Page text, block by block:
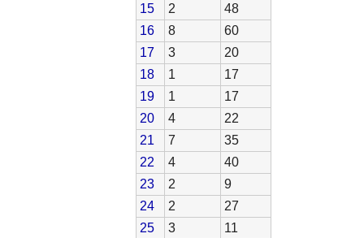
15
2
48
16
8
60
17
3
20
18
1
17
19
1
17
20
4
22
21
7
35
22
4
40
23
2
9
24
2
27
25
3
11